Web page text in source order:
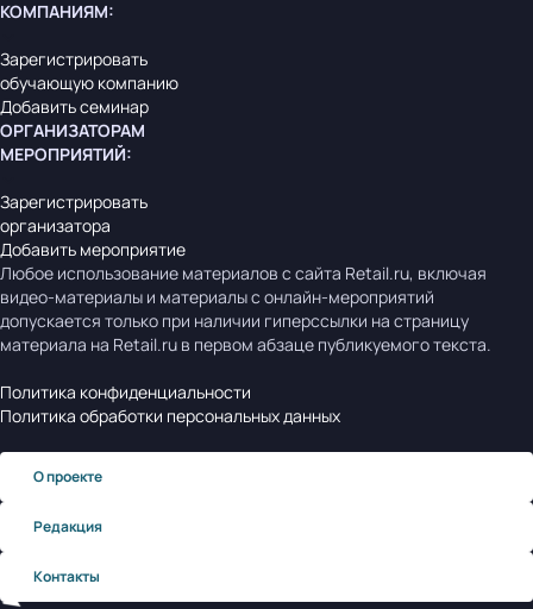
КОМПАНИЯМ:
Зарегистрировать
обучающую компанию
Добавить семинар
ОРГАНИЗАТОРАМ
МЕРОПРИЯТИЙ:
Зарегистрировать
организатора
Добавить мероприятие
Любое использование материалов с сайта Retail.ru, включая
видео-материалы и материалы с онлайн-мероприятий
допускается только при наличии гиперссылки на страницу
материала на Retail.ru в первом абзаце публикуемого текста.
Политика конфиденциальности
Политика обработки персональных данных
О проекте
Редакция
Контакты